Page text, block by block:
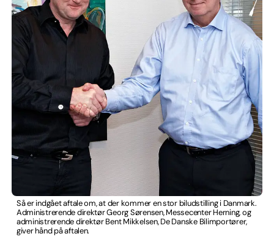
Så er indgået aftale om, at der kommer en stor biludstilling i Danmark.
Administrerende direktør Georg Sørensen, Messecenter Herning, og
administrerende direktør Bent Mikkelsen, De Danske Bilimportører,
giver hånd på aftalen.